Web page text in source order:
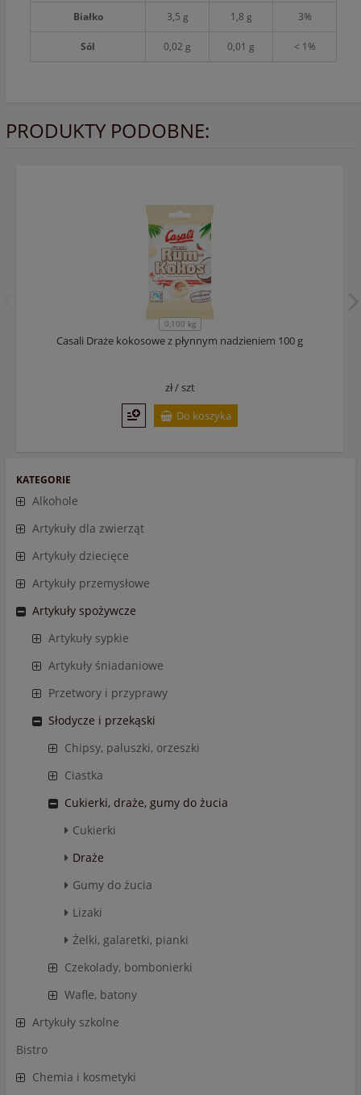
KATEGORIE
Alkohole
Artykuły dla zwierząt
Artykuły dziecięce
Artykuły przemysłowe
Artykuły spożywcze
Artykuły sypkie
Artykuły śniadaniowe
Przetwory i przyprawy
Słodycze i przekąski
Chipsy, paluszki, orzeszki
Ciastka
Cukierki, draże, gumy do żucia
Cukierki
Draże
Gumy do żucia
Lizaki
Żelki, galaretki, pianki
Czekolady, bombonierki
Wafle, batony
Artykuły szkolne
Bistro
Chemia i kosmetyki
Białko 3,5 g 1,8 g 3%
Sól 0,02 g 0,01 g < 1%
PRODUKTY PODOBNE:
0,100 kg
Casali Draże kokosowe z płynnym nadzieniem 100 g
zł /szt
Do koszyka